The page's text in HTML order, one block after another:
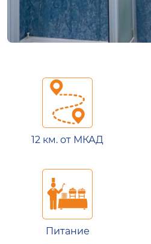
12 км. от МКАД
Питание